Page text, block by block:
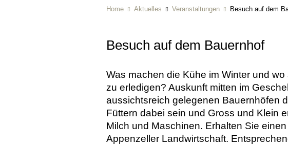
Home Aktuelles Veranstaltungen Besuch auf dem
Besuch auf dem Bauernhof
Was machen die Kühe im Winter und
zu erledigen? Auskunft mitten im
aussichtsreich gelegenen Bauernhöfen
Füttern dabei sein und Gross und Klein
Milch und Maschinen. Erhalten Sie
Appenzeller Landwirtschaft.